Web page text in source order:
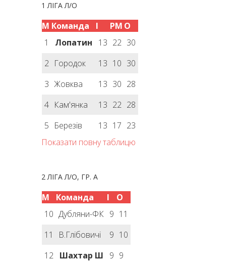
1 ЛІГА Л/О
М Команда І РМ О
1
Лопатин 13 22 30
2 Городок 13 10 30
3 Жовква 13 30 28
4 Кам'янка 13 22 28
5 Березів 13 17 23
Показати повну таблицю
2 ЛІГА Л/О, ГР. А
М Команда І
О
10 Дубляни-ФК 9 11
11
В.Глібовичі 9 10
12 Шахтар Ш 9 9